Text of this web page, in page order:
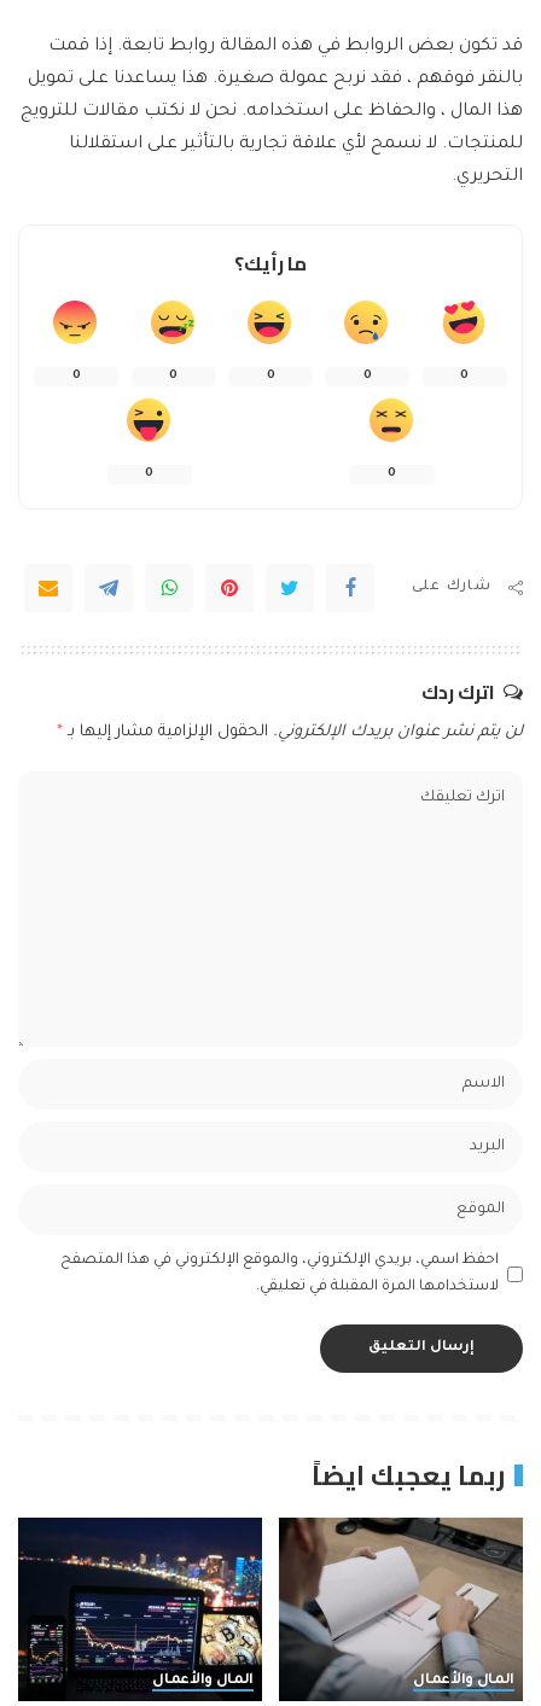
قد تكون بعض الروابط في هذه المقالة روابط تابعة. إذا قمت
بالنقر فوقهم ، فقد نربح عمولة صغيرة. هذا يساعدنا على تمويل
هذا المال ، والحفاظ على استخدامه. نحن لا نكتب مقالات للترويج
للمنتجات. لا نسمح لأي علاقة تجارية بالتأثير على استقلالنا
التحريري.
ما رأيك؟
0
0
0
0
0
0
0
شارك على
اترك ردك
لن يتم نشر عنوان بريدك الإلكتروني. الحقول الإلزامية مشار إليها بـ *
احفظ اسمي، بريدي الإلكتروني، والموقع الإلكتروني في هذا المتصفح
لاستخدامها المرة المقبلة في تعليقي.
ربما يعجبك ايضاً
المال والأعمال المال والأعمال